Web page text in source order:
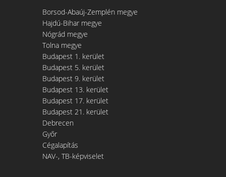
Borsod-Abaúj-Zemplén megye
Hajdú-Bihar megye
Nógrád megye
Tolna megye
Budapest 1. kerület
Budapest 5. kerület
Budapest 9. kerület
Budapest 13. kerület
Budapest 17. kerület
Budapest 21. kerület
Debrecen
Győr
Cégalapítás
NAV-, TB-képviselet